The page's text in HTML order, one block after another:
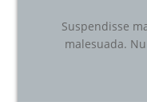
Suspendisse
malesuada.